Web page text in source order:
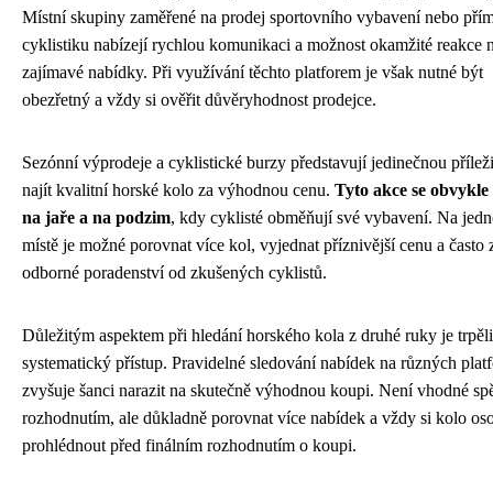
Místní skupiny zaměřené na prodej sportovního vybavení nebo
cyklistiku nabízejí rychlou komunikaci a možnost okamžité reakce
zajímavé nabídky. Při využívání těchto platforem je však nutné být
obezřetný a vždy si ověřit důvěryhodnost prodejce.
Sezónní výprodeje a cyklistické burzy představují jedinečnou
najít kvalitní horské kolo za výhodnou cenu. Tyto akce se
na jaře a na podzim, kdy cyklisté obměňují své vybavení. Na
místě je možné porovnat více kol, vyjednat příznivější cenu a často
odborné poradenství od zkušených cyklistů.
Důležitým aspektem při hledání horského kola z druhé ruky je
systematický přístup. Pravidelné sledování nabídek na různých
zvyšuje šanci narazit na skutečně výhodnou koupi. Není vhodné
rozhodnutím, ale důkladně porovnat více nabídek a vždy si kolo
prohlédnout před finálním rozhodnutím o koupi.